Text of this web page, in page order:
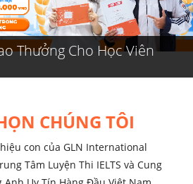
Thưởng Cho Học Viên
CHÚNG TÔI
con của GLN International
Tâm Luyện Thi IELTS và Cung